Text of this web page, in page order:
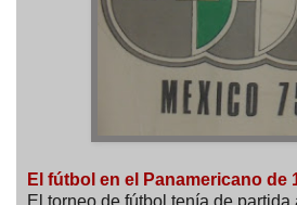
El fútbol en el Panamericano de